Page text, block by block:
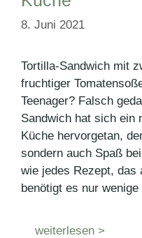
8. Juni 2021
Tortilla-Sandwich mit
fruchtiger
Teenager? Falsch
Sandwich hat sich ein
Küche hervorgetan,
sondern auch Spaß
wie jedes Rezept, das
benötigt es nur
weiterlesen >